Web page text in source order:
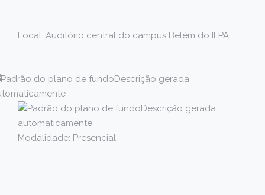
Local: Auditório central do campus Belém do IFPA
Modalidade: Presencial